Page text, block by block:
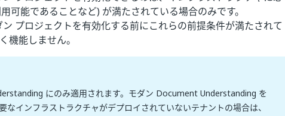
可能であることなど) が満たされている場合のみです。
プロジェクトを有効化する前にこれらの前提条件が満たされて
機能しません。
にのみ適用されます。モダン Document Understanding を
なインフラストラクチャがデプロイされていないテナントの場合は、